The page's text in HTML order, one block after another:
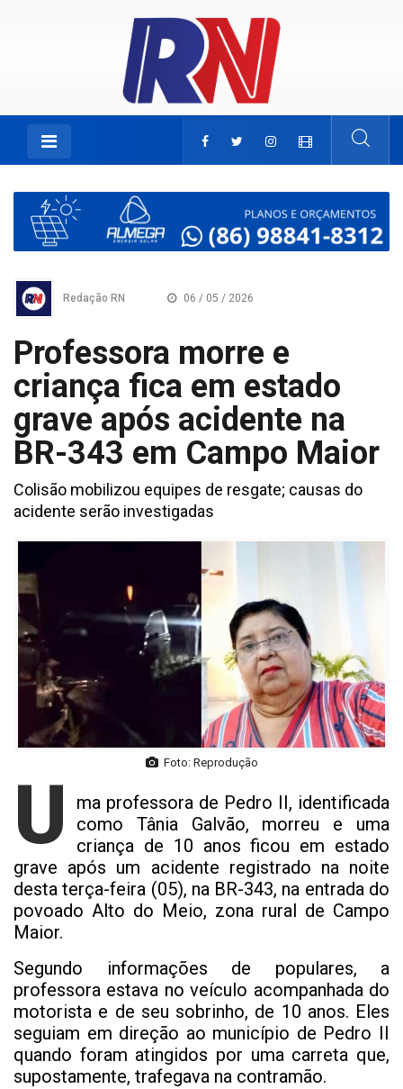
Redação RN 06 / 05 / 2026
Professora morre e
criança fica em estado
grave após acidente na
BR-343 em Campo Maior
Colisão mobilizou equipes de resgate; causas do
acidente serão investigadas
Foto: Reprodução
U
ma professora de Pedro II, identificada
como Tânia Galvão, morreu e uma
criança de 10 anos ficou em estado
grave após um acidente registrado na noite
desta terça-feira (05), na BR-343, na entrada do
povoado Alto do Meio, zona rural de Campo
Maior.
Segundo informações de populares, a
professora estava no veículo acompanhada do
motorista e de seu sobrinho, de 10 anos. Eles
seguiam em direção ao município de Pedro II
quando foram atingidos por uma carreta que,
supostamente, trafegava na contramão.